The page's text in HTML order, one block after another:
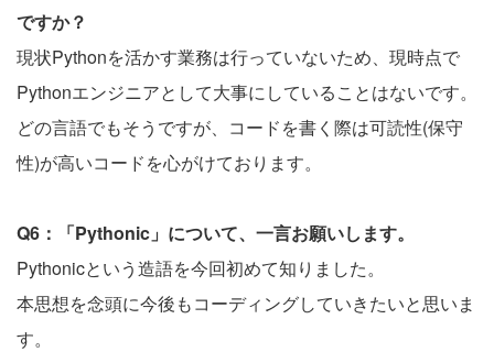
ですか？
現状Pythonを活かす業務は行っていないため、現時点で
Pythonエンジニアとして大事にしていることはないです。
どの言語でもそうですが、コードを書く際は可読性(保守
性)が高いコードを心がけております。
Q6：「Pythonic」について、一言お願いします。
Pythonicという造語を今回初めて知りました。
本思想を念頭に今後もコーディングしていきたいと思いま
す。